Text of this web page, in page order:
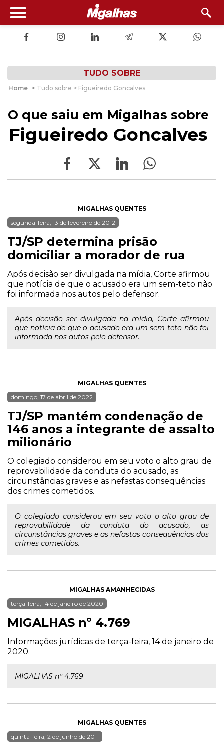
TUDO SOBRE
Home > Tudo sobre > Figueiredo Goncalves
O que saiu em Migalhas sobre
Figueiredo Goncalves
MIGALHAS QUENTES
segunda-feira, 13 de fevereiro de 2012
TJ/SP determina prisão
domiciliar a morador de rua
Após decisão ser divulgada na mídia, Corte afirmou
que notícia de que o acusado era um sem-teto não
foi informada nos autos pelo defensor.
Após decisão ser divulgada na mídia, Corte afirmou
que notícia de que o acusado era um sem-teto não foi
informada nos autos pelo defensor.
MIGALHAS QUENTES
domingo, 17 de abril de 2022
TJ/SP mantém condenação de
146 anos a integrante de assalto
milionário
O colegiado considerou em seu voto o alto grau de
reprovabilidade da conduta do acusado, as
circunstâncias graves e as nefastas consequências
dos crimes cometidos.
O colegiado considerou em seu voto o alto grau de
reprovabilidade da conduta do acusado, as
circunstâncias graves e as nefastas consequências dos
crimes cometidos.
MIGALHAS AMANHECIDAS
terça-feira, 14 de janeiro de 2020
MIGALHAS nº 4.769
Informações jurídicas de terça-feira, 14 de janeiro de
2020.
MIGALHAS nº 4.769
MIGALHAS QUENTES
quinta-feira, 2 de junho de 2011